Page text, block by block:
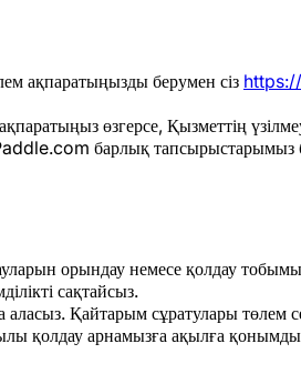
ақпаратыңызды берумен сіз
өзгерсе, Қызметтің
барлық
орындау немесе қолдау
сақтайсыз.
Қайтарым сұратулары төлем
қолдау арнамызға ақылға қонымды